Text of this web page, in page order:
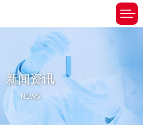
新闻资讯
NEWS